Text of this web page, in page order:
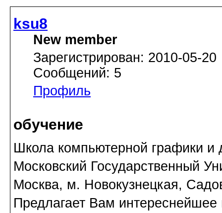
ksu8
New member
Зарегистрирован: 2010-05-20
Сообщений: 5
Профиль
обучение
Школа компьютерной графики и
Московский Государственный
Москва, м. Новокузнецкая,
Предлагает Вам интереснейшее